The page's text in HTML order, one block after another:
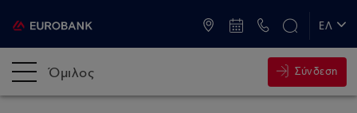
ΕΛ
Όμιλος Σύνδεση